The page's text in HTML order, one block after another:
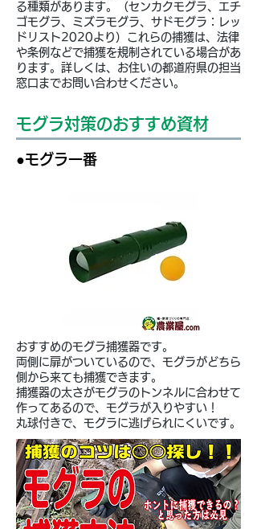
る種類があります。（センカクモグラ、エチ
ゴモグラ、ミズラモグラ、サドモグラ：レッ
ドリスト2020より）これらの捕獲は、法律
や条例などで捕獲を規制されている場合があ
ります。詳しくは、お住いの都道府県の担当
窓口までお問い合わせください。
モグラ対策のおすすめ資材
●モグラ一番
おすすめのモグラ捕獲器です。
両側に扉がついているので、モグラがどちら
側から来ても捕獲できます。
捕獲器の太さがモグラのトンネルに合わせて
作ってあるので、モグラが入りやすい！
​丸球付きで、モグラに逃げられにくいです。